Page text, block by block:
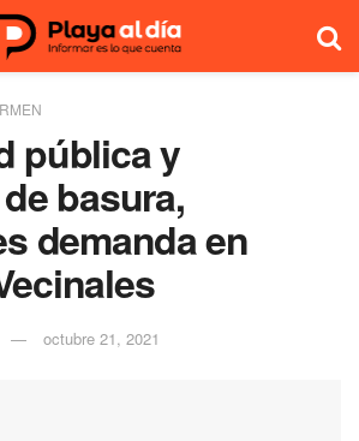
pública y
basura,
demanda en
octubre 21, 2021